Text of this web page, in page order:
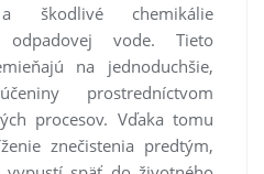
škodlivé chemikálie
vode. Tieto
na jednoduchšie,
prostredníctvom
procesov. Vďaka tomu
znečistenia predtým,